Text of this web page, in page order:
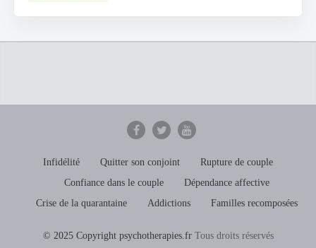
Infidélité Quitter son conjoint
Rupture de couple
Confiance dans le couple
Dépendance affective
Crise de la quarantaine
Addictions Familles recomposées
© 2025 Copyright psychotherapies.frTous droits réservés